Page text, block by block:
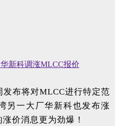
布将对MLCC进行特定范
另一大厂华新科也发布涨
价消息更为劲爆！